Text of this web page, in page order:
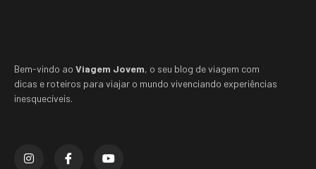
Bem-vindo ao Viagem Jovem, o seu blog de viagem com
dicas e roteiros para viajar o mundo vivenciando experiências
inesquecíveis.